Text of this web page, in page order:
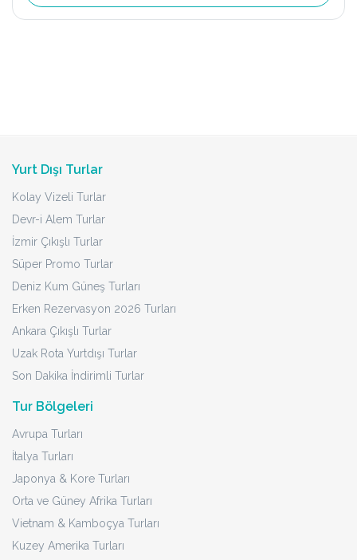
Yurt Dışı Turlar
Kolay Vizeli Turlar
Devr-i Alem Turlar
İzmir Çıkışlı Turlar
Süper Promo Turlar
Deniz Kum Güneş Turları
Erken Rezervasyon 2026 Turları
Ankara Çıkışlı Turlar
Uzak Rota Yurtdışı Turlar
Son Dakika İndirimli Turlar
Tur Bölgeleri
Avrupa Turları
İtalya Turları
Japonya & Kore Turları
Orta ve Güney Afrika Turları
Vietnam & Kamboçya Turları
Kuzey Amerika Turları